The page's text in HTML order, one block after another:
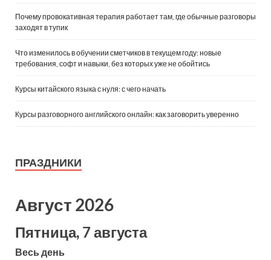
Почему провокативная терапия работает там, где обычные разговоры
заходят в тупик
Что изменилось в обучении сметчиков в текущем году: новые
требования, софт и навыки, без которых уже не обойтись
Курсы китайского языка с нуля: с чего начать
Курсы разговорного английского онлайн: как заговорить уверенно
ПРАЗДНИКИ
Август 2026
Пятница, 7 августа
Весь день